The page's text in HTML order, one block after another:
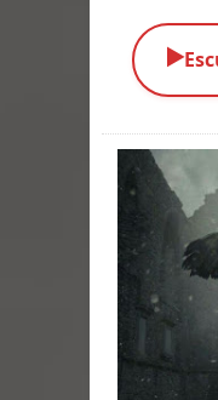
Los
Alma
El
El
▶️